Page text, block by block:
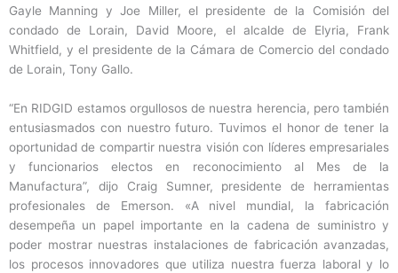
Gayle Manning y Joe Miller, el presidente de la Comisión del
condado de Lorain, David Moore, el alcalde de Elyria, Frank
Whitfield, y el presidente de la Cámara de Comercio del condado
de Lorain, Tony Gallo.
“En RIDGID estamos orgullosos de nuestra herencia, pero también
entusiasmados con nuestro futuro. Tuvimos el honor de tener la
oportunidad de compartir nuestra visión con líderes empresariales
y funcionarios electos en reconocimiento al Mes de la
Manufactura”, dijo Craig Sumner, presidente de herramientas
profesionales de Emerson. «A nivel mundial, la fabricación
desempeña un papel importante en la cadena de suministro y
poder mostrar nuestras instalaciones de fabricación avanzadas,
los procesos innovadores que utiliza nuestra fuerza laboral y lo